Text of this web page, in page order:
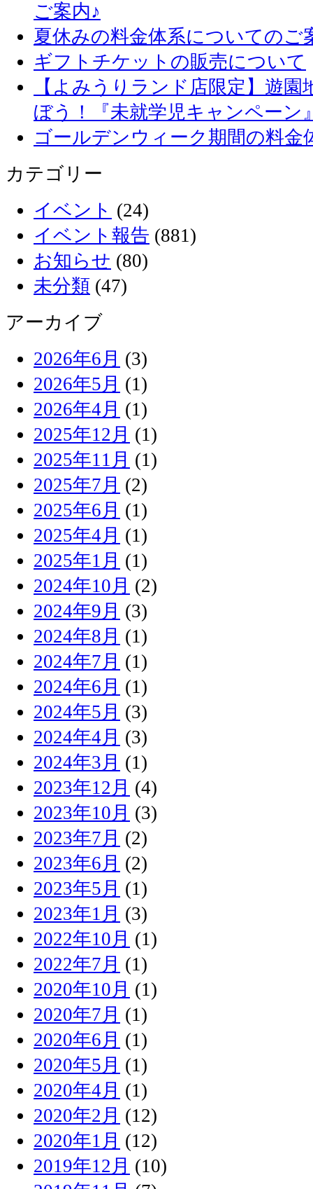
ご案内♪
夏休みの料金体系についてのご
ギフトチケットの販売について
【よみうりランド店限定】遊
ぼう！『未就学児キャンペーン
ゴールデンウィーク期間の料金
カテゴリー
イベント (24)
イベント報告 (881)
お知らせ (80)
未分類 (47)
アーカイブ
2026年6月 (3)
2026年5月 (1)
2026年4月 (1)
2025年12月 (1)
2025年11月 (1)
2025年7月 (2)
2025年6月 (1)
2025年4月 (1)
2025年1月 (1)
2024年10月 (2)
2024年9月 (3)
2024年8月 (1)
2024年7月 (1)
2024年6月 (1)
2024年5月 (3)
2024年4月 (3)
2024年3月 (1)
2023年12月 (4)
2023年10月 (3)
2023年7月 (2)
2023年6月 (2)
2023年5月 (1)
2023年1月 (3)
2022年10月 (1)
2022年7月 (1)
2020年10月 (1)
2020年7月 (1)
2020年6月 (1)
2020年5月 (1)
2020年4月 (1)
2020年2月 (12)
2020年1月 (12)
2019年12月 (10)